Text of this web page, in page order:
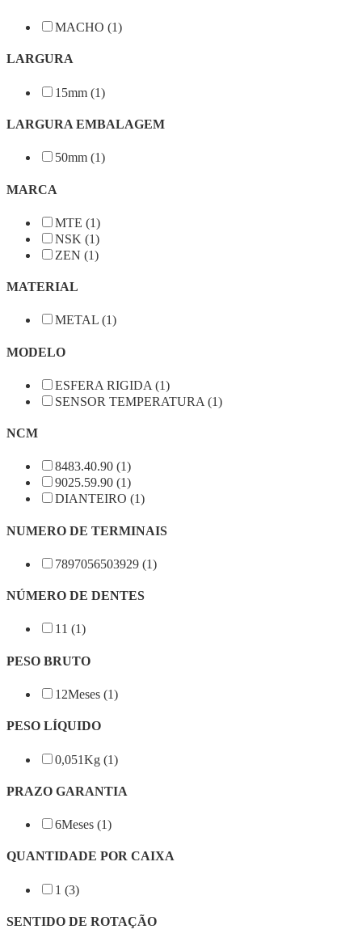
MACHO (1)
LARGURA
15mm (1)
LARGURA EMBALAGEM
50mm (1)
MARCA
MTE (1)
NSK (1)
ZEN (1)
MATERIAL
METAL (1)
MODELO
ESFERA RIGIDA (1)
SENSOR TEMPERATURA (1)
NCM
8483.40.90 (1)
9025.59.90 (1)
DIANTEIRO (1)
NUMERO DE TERMINAIS
7897056503929 (1)
NÚMERO DE DENTES
11 (1)
PESO BRUTO
12Meses (1)
PESO LÍQUIDO
0,051Kg (1)
PRAZO GARANTIA
6Meses (1)
QUANTIDADE POR CAIXA
1 (3)
SENTIDO DE ROTAÇÃO